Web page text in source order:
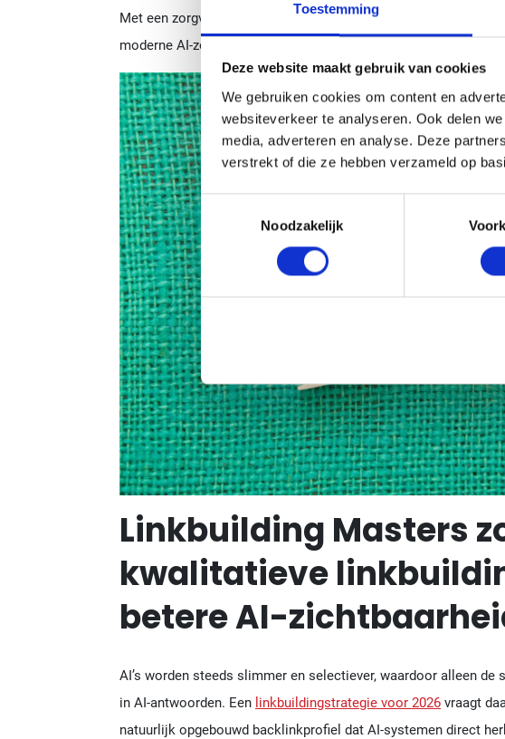
Toestemming
Deze website maakt gebruik van cookies
We gebruiken cookies om content en
websiteverkeer te analyseren. Ook delen
media, adverteren en analyse. Deze
verstrekt of die ze hebben verzameld op
Toestemmingsselectie
Noodzakelijk
Met een zorgvuldig opgebouwd linkprofiel vergroot je jouw
moderne AI-zoekmachines.
Linkbuilding Masters
kwalitatieve
betere AI-
AI’s worden steeds slimmer en selectiever, waardoor alleen
in AI-antwoorden. Een linkbuildingstrategie voor 2026 vraagt
natuurlijk opgebouwd backlinkprofiel dat AI-systemen direct